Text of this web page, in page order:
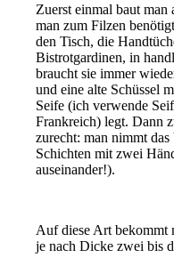
Zuerst einmal baut man
man zum Filzen
den Tisch, die
Bistrotgardinen, in
braucht sie immer
und eine alte Schüssel
Seife (ich verwende
Frankreich) legt. Dann
zurecht: man nimmt
Schichten mit zwei
auseinander!).
Auf diese Art bekommt
je nach Dicke zwei bis